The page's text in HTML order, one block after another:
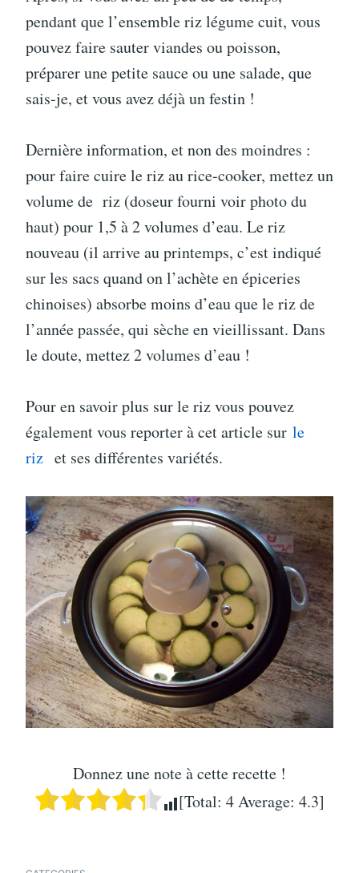
pendant que l’ensemble riz légume cuit, vous
pouvez faire sauter viandes ou poisson,
préparer une petite sauce ou une salade, que
sais-je, et vous avez déjà un festin !
Dernière information, et non des moindres :
pour faire cuire le riz au rice-cooker, mettez un
volume de riz (doseur fourni voir photo du
haut) pour 1,5 à 2 volumes d’eau. Le riz
nouveau (il arrive au printemps, c’est indiqué
sur les sacs quand on l’achète en épiceries
chinoises) absorbe moins d’eau que le riz de
l’année passée, qui sèche en vieillissant. Dans
le doute, mettez 2 volumes d’eau !
Pour en savoir plus sur le riz vous pouvez
également vous reporter à cet article sur le
riz et ses différentes variétés.
Donnez une note à cette recette !
[Total: 4Average: 4.3]